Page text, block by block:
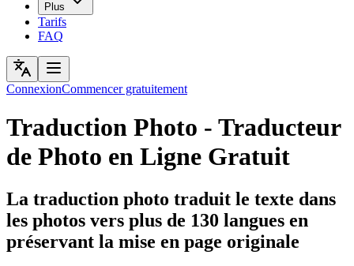
Plus
Tarifs
FAQ
ConnexionCommencer gratuitement
Traduction Photo - Traducteur
de Photo en Ligne Gratuit
La traduction photo traduit le texte dans
les photos vers plus de 130 langues en
préservant la mise en page originale